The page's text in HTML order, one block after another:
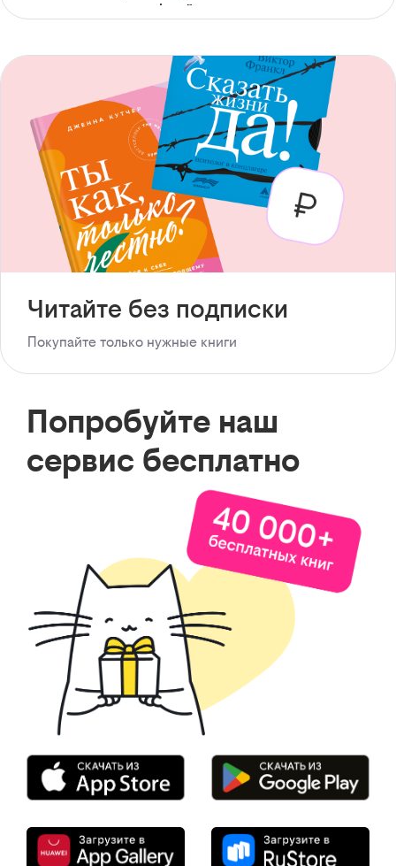
с доступом офлайн
Читайте без подписки
Покупайте только нужные книги
Попробуйте наш
сервис бесплатно